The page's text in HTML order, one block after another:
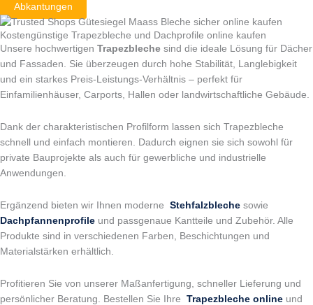
Abkantungen
Kostengünstige Trapezbleche und Dachprofile online kaufen
Unsere hochwertigen Trapezbleche sind die ideale Lösung für Dächer
und Fassaden. Sie überzeugen durch hohe Stabilität, Langlebigkeit
und ein starkes Preis-Leistungs-Verhältnis – perfekt für
Einfamilienhäuser, Carports, Hallen oder landwirtschaftliche Gebäude.
Dank der charakteristischen Profilform lassen sich Trapezbleche
schnell und einfach montieren. Dadurch eignen sie sich sowohl für
private Bauprojekte als auch für gewerbliche und industrielle
Anwendungen.
Ergänzend bieten wir Ihnen moderne Stehfalzbleche sowie
Dachpfannenprofile und passgenaue Kantteile und Zubehör. Alle
Produkte sind in verschiedenen Farben, Beschichtungen und
Materialstärken erhältlich.
Profitieren Sie von unserer Maßanfertigung, schneller Lieferung und
persönlicher Beratung. Bestellen Sie Ihre Trapezbleche online und